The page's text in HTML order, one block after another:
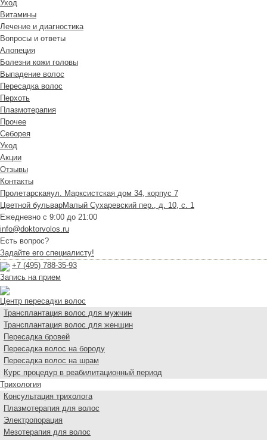
Уход
Витамины
Лечение и диагностика
Вопросы и ответы
Алопеция
Болезни кожи головы
Выпадение волос
Пересадка волос
Перхоть
Плазмотерапия
Прочее
Себорея
Уход
Акции
Отзывы
Контакты
Пролетарскаяул. Марксистская дом 34, корпус 7
Цветной бульварМалый Сухаревский пер., д. 10, с. 1
Ежедневно с 9:00 до 21:00
info@doktorvolos.ru
Есть вопрос?
Задайте его специалисту!
+7 (495) 788-35-93
Запись на прием
Центр пересадки волос
Трансплантация волос для мужчин
Трансплантация волос для женщин
Пересадка бровей
Пересадка волос на бороду
Пересадка волос на шрам
Курс процедур в реабилитационный период
Трихология
Консультация трихолога
Плазмотерапия для волос
Электропорация
Мезотерапия для волос